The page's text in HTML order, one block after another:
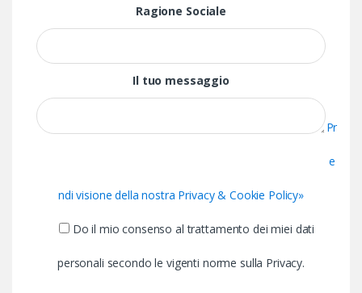
Ragione Sociale
Il tuo messaggio
Pr
e
ndi visione della nostra Privacy & Cookie Policy»
Do il mio consenso al trattamento dei miei dati
personali secondo le vigenti norme sulla Privacy.